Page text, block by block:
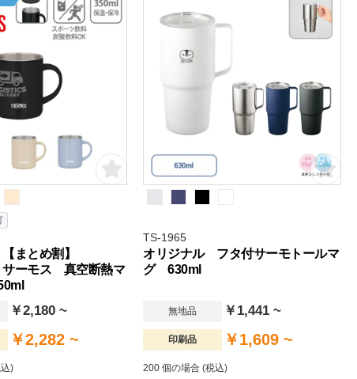
まとめ割】
ーモス 真空断熱マ
￥2,180 ~
￥2,282 ~
)
TS-1965
オリジナル フタ付サーモトールマ
グ 630ml
無地品 ￥1,441 ~
印刷品 ￥1,609 ~
200 個の場合 (税込)